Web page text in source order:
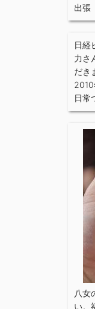
出張
日経
力さ
だき
日常
八女
い。